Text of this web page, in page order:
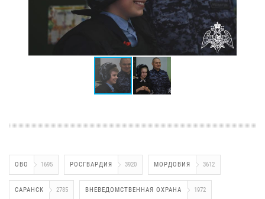
ОВО 1695 РОСГВАРДИЯ 3920 МОРДОВИЯ 3612
САРАНСК 2785 ВНЕВЕДОМСТВЕННАЯ ОХРАНА 1972